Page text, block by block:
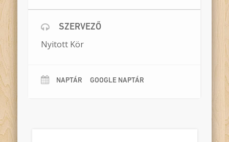
Bemutató:2020. október 19.
SZERVEZŐ
Nyitott Kör
NAPTÁR GOOGLE NAPTÁR